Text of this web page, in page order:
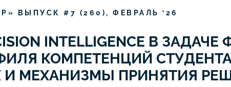
ВЫПУСК # 7 (260 ), ФЕВРАЛЬ ‘ 26
INTELLIGENCE В
КОМПЕТЕНЦИЙ
МЕХАНИЗМЫ ПРИНЯТИЯ